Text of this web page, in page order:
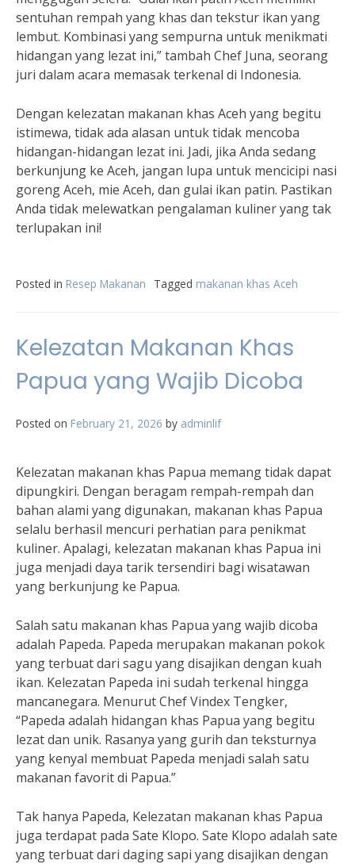
sentuhan rempah yang khas dan tekstur ikan yang
lembut. Kombinasi yang sempurna untuk menikmati
hidangan yang lezat ini,” tambah Chef Juna, seorang
juri dalam acara memasak terkenal di Indonesia.
Dengan kelezatan makanan khas Aceh yang begitu
istimewa, tidak ada alasan untuk tidak mencoba
hidangan-hidangan lezat ini. Jadi, jika Anda sedang
berkunjung ke Aceh, jangan lupa untuk mencicipi nasi
goreng Aceh, mie Aceh, dan gulai ikan patin. Pastikan
Anda tidak melewatkan pengalaman kuliner yang tak
terlupakan ini!
Posted in Resep Makanan Tagged makanan khas Aceh
Kelezatan Makanan Khas
Papua yang Wajib Dicoba
Posted on February 21, 2026 by adminlif
Kelezatan makanan khas Papua memang tidak dapat
dipungkiri. Dengan beragam rempah-rempah dan
bahan alami yang digunakan, makanan khas Papua
selalu berhasil mencuri perhatian para penikmat
kuliner. Apalagi, kelezatan makanan khas Papua ini
juga menjadi daya tarik tersendiri bagi wisatawan
yang berkunjung ke Papua.
Salah satu makanan khas Papua yang wajib dicoba
adalah Papeda. Papeda merupakan makanan pokok
yang terbuat dari sagu yang disajikan dengan kuah
ikan. Kelezatan Papeda ini sudah terkenal hingga
mancanegara. Menurut Chef Vindex Tengker,
“Papeda adalah hidangan khas Papua yang begitu
lezat dan unik. Rasanya yang gurih dan teksturnya
yang kenyal membuat Papeda menjadi salah satu
makanan favorit di Papua.”
Tak hanya Papeda, Kelezatan makanan khas Papua
juga terdapat pada Sate Klopo. Sate Klopo adalah sate
yang terbuat dari daging sapi yang disajikan dengan